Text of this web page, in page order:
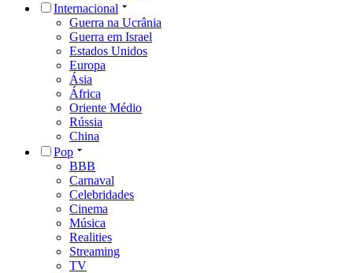
Internacional
Guerra na Ucrânia
Guerra em Israel
Estados Unidos
Europa
Ásia
África
Oriente Médio
Rússia
China
Pop
BBB
Carnaval
Celebridades
Cinema
Música
Realities
Streaming
TV